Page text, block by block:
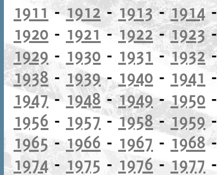
1911 -1912- 1913-1914
1920 - 1921-1922-1923
1929 - 1930 - 1931 -1932
1938 - 1939- 1940 - 1941
1947- 1948-1949-1950
1956 - 1957-1958-1959
1965- 1966 - 1967 -1968
1974- 1975 - 1976 - 1977